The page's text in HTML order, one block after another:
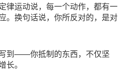
律运动说，每一个动作，都有一
。 换句话说，你所反对的，是对
到——你抵制的东西，不仅坚
长。